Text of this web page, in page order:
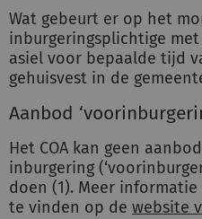
Wat gebeurt er op het
inburgeringsplichtige
asiel voor bepaalde tijd
gehuisvest in de
Aanbod
Het COA kan geen
inburgering
doen (1). Meer informatie
te vinden op de website